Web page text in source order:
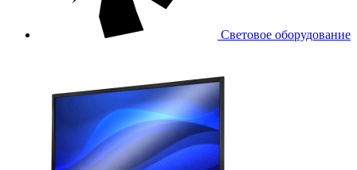
Световое оборудование